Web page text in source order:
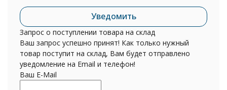
Уведомить
Запрос о поступлении товара на склад
Ваш запрос успешно принят! Как только нужный
товар поступит на склад, Вам будет отправлено
уведомление на Email и телефон!
Ваш E-Mail